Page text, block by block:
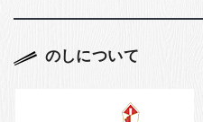
のしについて